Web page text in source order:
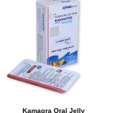
IN DEN WARENKORB
Kamagra Oral Jelly